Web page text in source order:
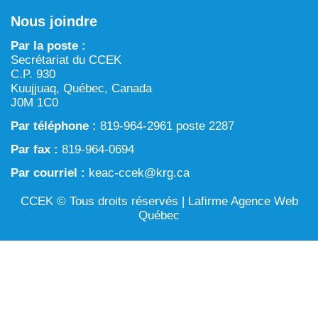
ARTIN : Aménagement du territoire/région marine et
procédure d’examen des projets
Processus prévu à la Loi sur l’évaluation d’impact
Activités d’exploitation et d’exploration minières
Eau
Aménagement et gestion du territoire
Conservation et biodiversité
Nous joindre
Par la poste :
Secrétariat du CCEK
C.P. 930
Kuujjuaq, Québec, Canada
J0M 1C0
Par téléphone : 819-964-2961 poste 2287
Par fax : 819-964-0694
Par courriel : keac-ccek@krg.ca
CCEK © Tous droits réservés | Lafirme Agence Web
Québec